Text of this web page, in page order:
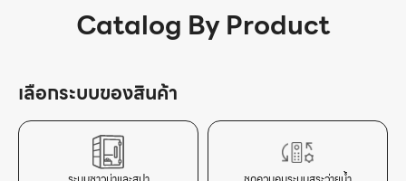
Catalog By Product
เลือกระบบของสินค้า